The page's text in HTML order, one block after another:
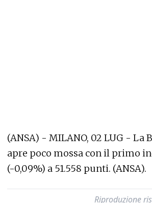
(ANSA) - MILANO, 02 LUG - La
apre poco mossa con il primo
(-0,09%) a 51.558 punti. (ANSA).
Riproduzione